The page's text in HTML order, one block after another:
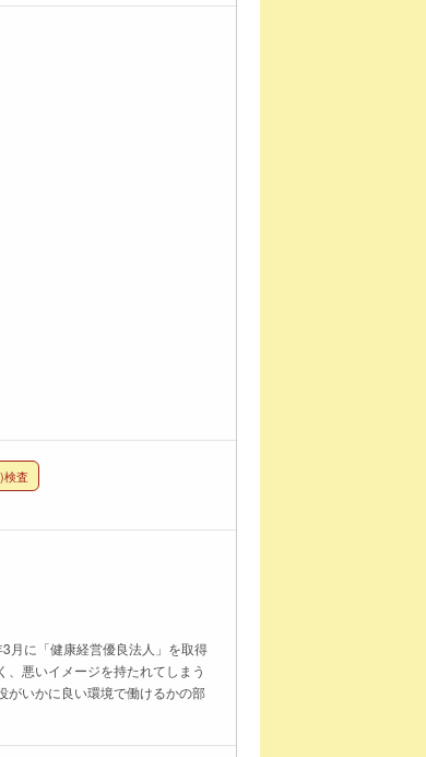
検査
月に「健康経営優良法人」を取得
悪いイメージを持たれてしまう
がいかに良い環境で働けるかの部